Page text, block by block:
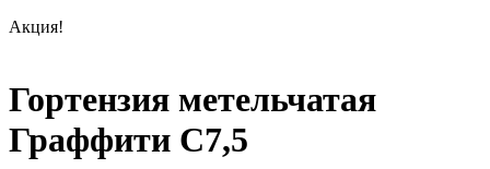
Акция!
Гортензия метельчатая
Граффити С7,5